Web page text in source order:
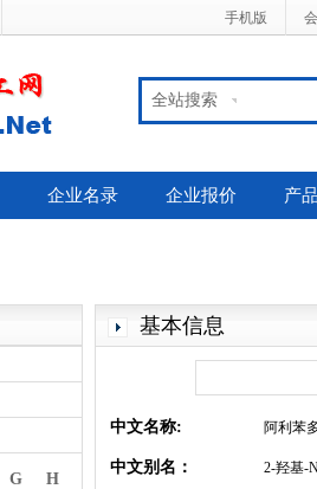
手机版
全站搜索
企业名录 企业报价 产
G H
基本信息
中文名称: 阿利苯
中文别名： 2-羟基-